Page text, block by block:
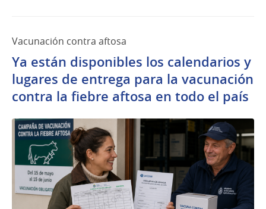
Vacunación contra aftosa
Ya están disponibles los calendarios y
lugares de entrega para la vacunación
contra la fiebre aftosa en todo el país